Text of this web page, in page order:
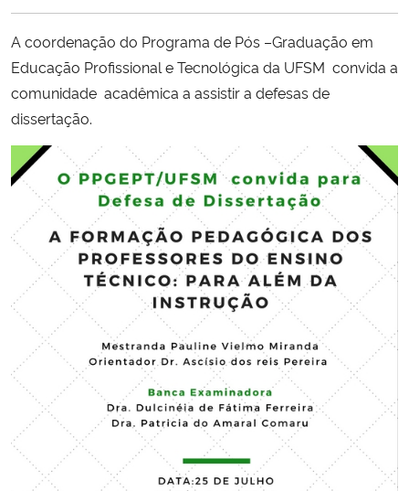
Ministério da Cidadania
Ministério da Saúde
Ministério de Minas e Energia
Ministério da Ciência, Tecnologia, Inovações e Comunicações
Ministério do Meio Ambiente
Ministério do Turismo
Ministério do Desenvolvimento Regional
Controladoria-Geral da União
Ministério da Mulher, da Família e dos Direitos Humanos
Secretaria-Geral
A coordenação do Programa de Pós –Graduação em
Educação Profissional e Tecnológica da UFSM convida a
comunidade acadêmica a assistir a defesas de
dissertação.